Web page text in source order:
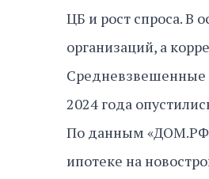
ЦБ и рост спроса. В
организаций, а
Средневзвешенные
2024 года
По данным
ипотеке на